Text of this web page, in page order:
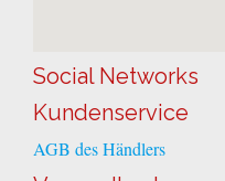
Social Networks
Kundenservice
AGB des Händlers